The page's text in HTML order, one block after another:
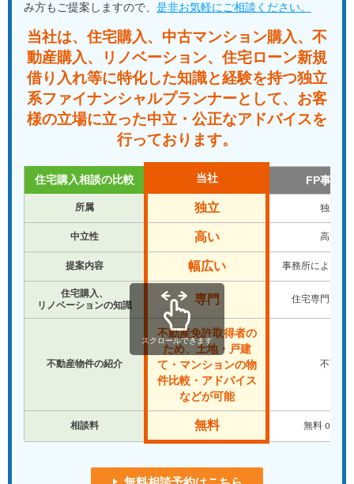
み方もご提案しますので、 是非お気軽にご相談ください。
当社は、住宅購入、中古マンション購入、不
動産購入、
リノベーション、住宅ローン新規
借り入れ等に特化した知識と経験を持つ独立
系ファイナンシャルプランナーとして、 お客
様の立場に立った中立・公正なアドバイスを
行っております。
住宅購入相談の比較 当社 FP事務所
所属 独立 独立
中立性 高い 高い
提案内容 幅広い 事務所により違
住宅購入、
リノベーションの知識
専門 住宅専門では
不動産物件の紹介
不動産免許取得者の
ため、土地・戸建
て・マンションの物
件比較・アドバイス
などが可能
不可
相談料 無料 無料 or 有料
スクロールできます